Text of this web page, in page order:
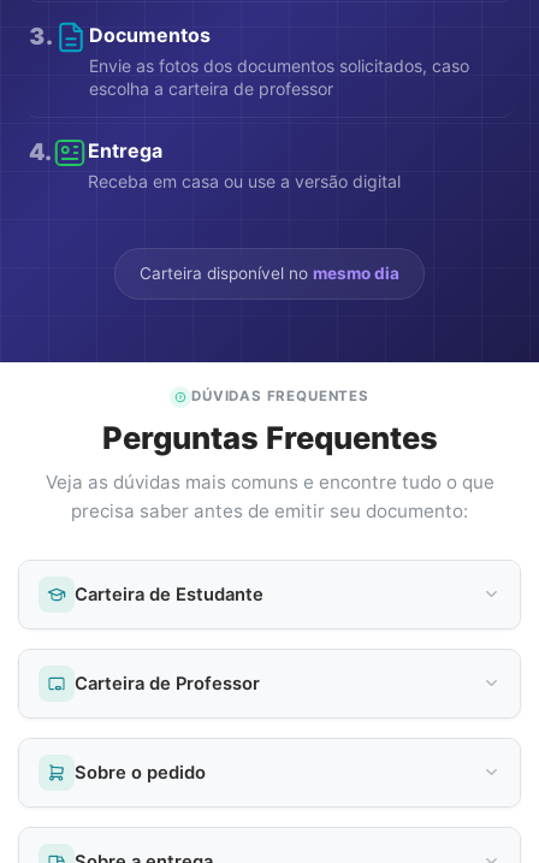
3. Documentos
Envie as fotos dos documentos solicitados, caso
escolha a carteira de professor
4. Entrega
Receba em casa ou use a versão digital
Carteira disponível no mesmo dia
DÚVIDAS FREQUENTES
Perguntas Frequentes
Veja as dúvidas mais comuns e encontre tudo o que
precisa saber antes de emitir seu documento:
Carteira de Estudante
Carteira de Professor
Sobre o pedido